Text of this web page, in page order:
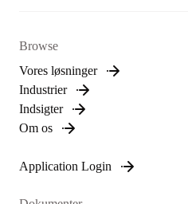
Browse
Vores løsninger
Industrier
Indsigter
Om os
Application Login